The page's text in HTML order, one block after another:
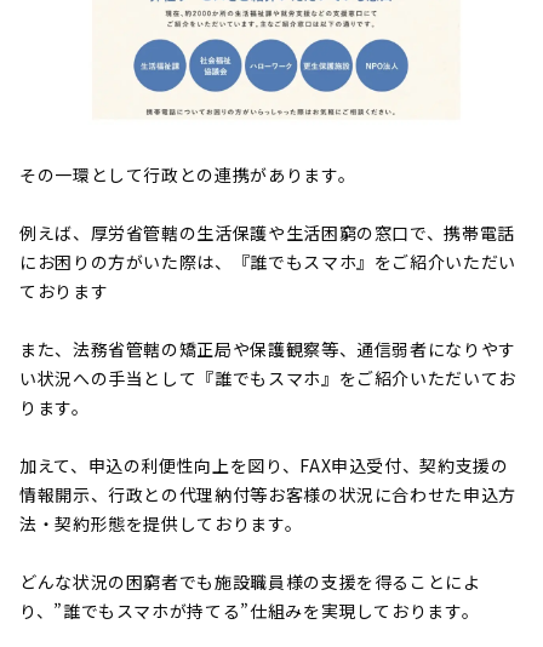
その一環として行政との連携があります。
例えば、厚労省管轄の生活保護や生活困窮の窓口で、携帯電話
にお困りの方がいた際は、『誰でもスマホ』をご紹介いただい
ております
また、法務省管轄の矯正局や保護観察等、通信弱者になりやす
い状況への手当として『誰でもスマホ』をご紹介いただいてお
ります。
加えて、申込の利便性向上を図り、FAX申込受付、契約支援の
情報開示、行政との代理納付等お客様の状況に合わせた申込方
法・契約形態を提供しております。
どんな状況の困窮者でも施設職員様の支援を得ることによ
り、”誰でもスマホが持てる”仕組みを実現しております。